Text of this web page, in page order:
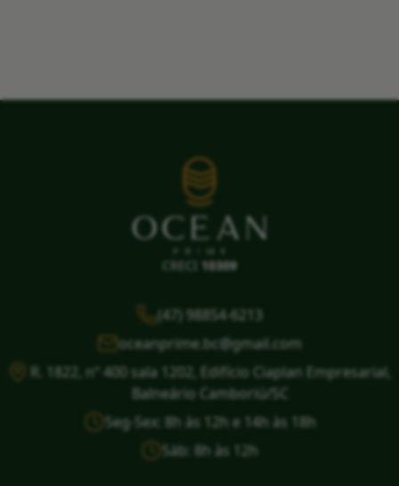
CRECI 10309
(47) 98854-6213
oceanprime.bc@gmail.com
R. 1822, nº 400 sala 1202, Edifício Ciaplan Empresarial,
Balneário Camboriú/SC
Seg-Sex: 8h às 12h e 14h às 18h
Sáb: 8h às 12h